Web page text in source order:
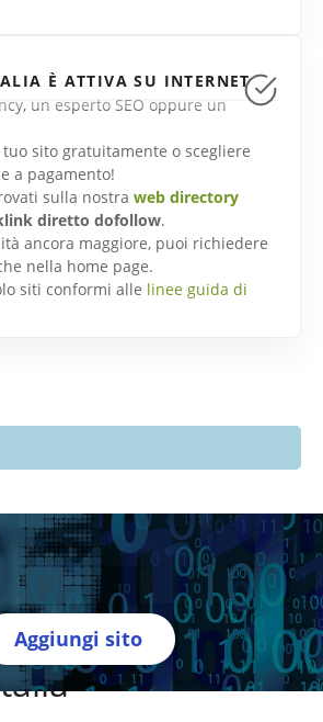
È ATTIVA SU INTERNET
un esperto SEO oppure un
sito gratuitamente o scegliere
a pagamento!
sulla nostra web directory
diretto dofollow.
ancora maggiore, puoi richiedere
nella home page.
siti conformi alle linee guida di
Aggiungi sito